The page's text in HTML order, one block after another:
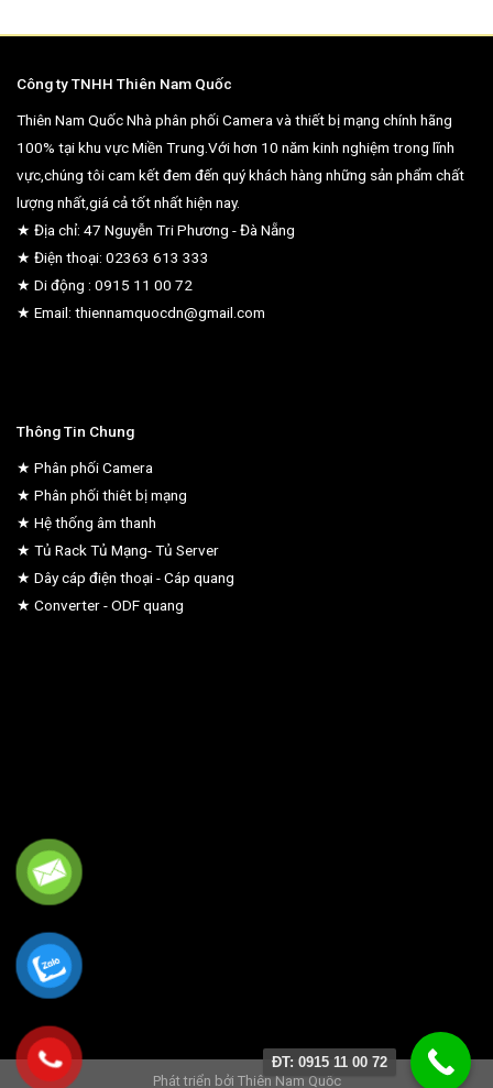
Công ty TNHH Thiên Nam Quốc
Thiên Nam Quốc Nhà phân phối Camera và thiết bị mạng chính hãng
100% tại khu vực Miền Trung.Với hơn 10 năm kinh nghiệm trong lĩnh
vực,chúng tôi cam kết đem đến quý khách hàng những sản phẩm chất
lượng nhất,giá cả tốt nhất hiện nay.
★ Địa chỉ: 47 Nguyễn Tri Phương - Đà Nẵng
★ Điện thoại: 02363 613 333
★ Di động : 0915 11 00 72
★ Email: thiennamquocdn@gmail.com
Thông Tin Chung
★ Phân phối Camera
★ Phân phối thiêt bị mạng
★ Hệ thống âm thanh
★ Tủ Rack Tủ Mạng- Tủ Server
★ Dây cáp điện thoại - Cáp quang
★ Converter - ODF quang
Phát triển bởi Thiên Nam Quốc
ĐT: 0915 11 00 72